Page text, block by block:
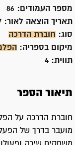
מספר העמודים: 86
תאריך הוצאה לאור:
סוג: חוברת הדרכה
מיקום בספריה:
תווית: 4
תיאור הספר
חוברת הדרכה על
מועבר בדרך של